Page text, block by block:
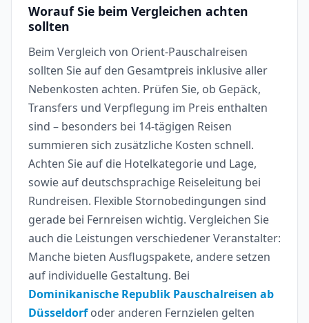
Worauf Sie beim Vergleichen achten
sollten
Beim Vergleich von Orient-Pauschalreisen
sollten Sie auf den Gesamtpreis inklusive aller
Nebenkosten achten. Prüfen Sie, ob Gepäck,
Transfers und Verpflegung im Preis enthalten
sind – besonders bei 14-tägigen Reisen
summieren sich zusätzliche Kosten schnell.
Achten Sie auf die Hotelkategorie und Lage,
sowie auf deutschsprachige Reiseleitung bei
Rundreisen. Flexible Stornobedingungen sind
gerade bei Fernreisen wichtig. Vergleichen Sie
auch die Leistungen verschiedener Veranstalter:
Manche bieten Ausflugspakete, andere setzen
auf individuelle Gestaltung. Bei
Dominikanische Republik Pauschalreisen ab
Düsseldorfoder anderen Fernzielen gelten